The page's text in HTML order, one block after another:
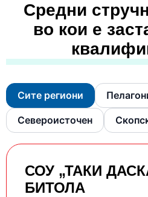
Средни
во кои е
Сите региони
Североисточен
СОУ „ТАКИ
БИТОЛА